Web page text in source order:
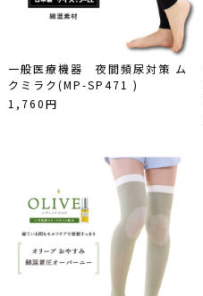
一般医療機器 夜間頻尿対策 ム
クミラク(MP-SP471 )
1,760円